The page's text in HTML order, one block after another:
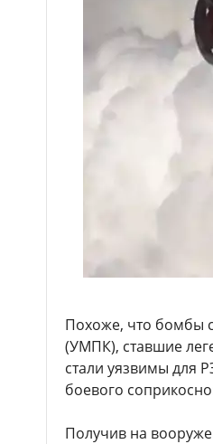
Похоже, что бомбы
(УМПК), ставшие
стали уязвимы для
боевого
Получив на